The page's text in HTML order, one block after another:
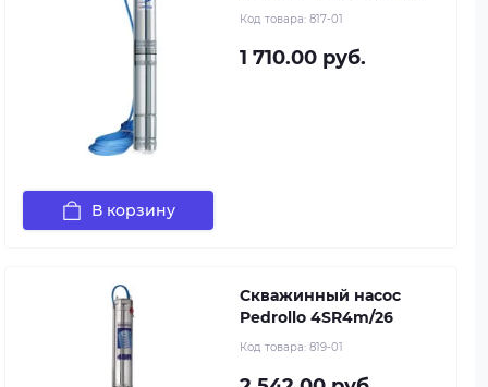
Код товара: 817-01
1 710.00 руб.
В корзину
Скважинный насос
Pedrollo 4SR4m/26
Код товара: 819-01